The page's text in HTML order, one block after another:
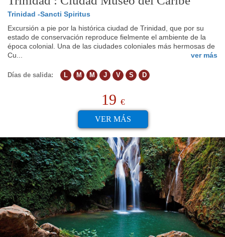
Trinidad -Sancti Spiritus
Excursión a pie por la histórica ciudad de Trinidad, que por su
estado de conservación reproduce fielmente el ambiente de la
época colonial. Una de las ciudades coloniales más hermosas de
Cu...
ver más
Días de salida: L M M J V S D
19 €
VER MÁS